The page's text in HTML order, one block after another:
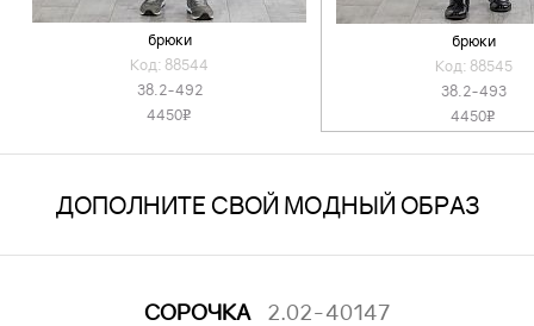
брюки
Код: 88544
38.2-492
4450v
брюки
Код: 88545
38.2-493
4450v
ДОПОЛНИТЕ СВОЙ МОДНЫЙ ОБРАЗ
СОРОЧКА 2.02-40147